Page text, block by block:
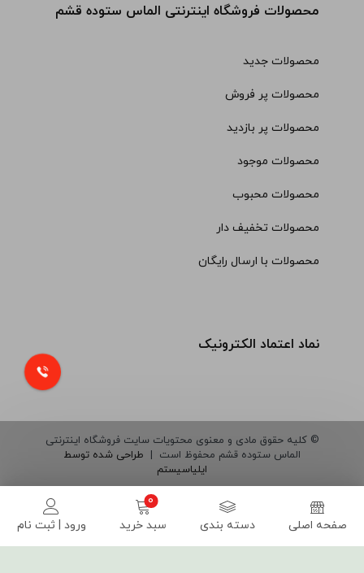
صفحه اصلی دسته بندی سبد خرید ورود | ثبت نام
محصولات فروشگاه اینترنتی الماس ستوده قشم
محصولات جدید
محصولات پر فروش
محصولات پر بازدید
محصولات موجود
محصولات محبوب
محصولات تخفیف دار
محصولات با ارسال رایگان
نماد اعتماد الکترونیک
© کلیه حقوق مادی و معنوی محتویات سایت فروشگاه اینترنتی
الماس ستوده قشم محفوظ است | طراحی شده توسط
ایلیاسیستم